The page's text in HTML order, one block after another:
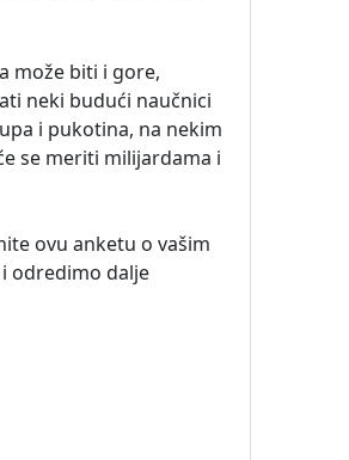
može biti i gore,
neki budući naučnici
i pukotina, na nekim
se meriti milijardama i
ovu anketu o vašim
odredimo dalje